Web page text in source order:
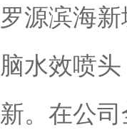
罗源滨海
脑水效喷
新。在公